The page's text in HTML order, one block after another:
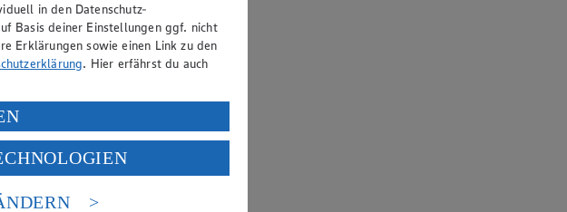
in den Datenschutz-
Basis deiner Einstellungen ggf. nicht
Erklärungen sowie einen Link zu den
. Hier erfährst du auch
durch Facebook und YouTube:
Art. 49 Abs. 1 Satz 1 lit. a) DSGVO
EuGH sieht die USA als Land mit
Datenschutzniveau an. Es besteht das